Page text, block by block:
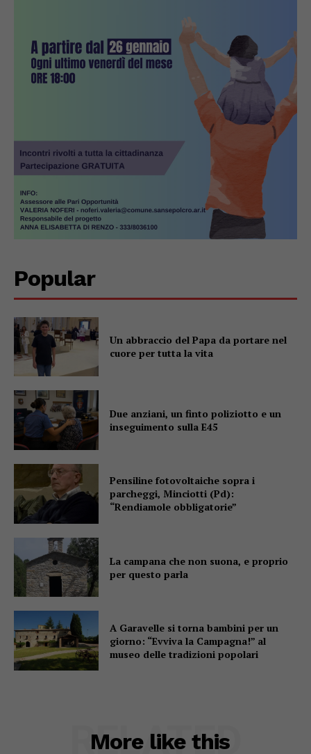
Popular
Un abbraccio del Papa da portare nel
cuore per tutta la vita
Due anziani, un finto poliziotto e un
inseguimento sulla E45
Pensiline fotovoltaiche sopra i
parcheggi, Minciotti (Pd):
“Rendiamole obbligatorie”
La campana che non suona, e proprio
per questo parla
A Garavelle si torna bambini per un
giorno: “Evviva la Campagna!” al
museo delle tradizioni popolari
More like this
RELATED